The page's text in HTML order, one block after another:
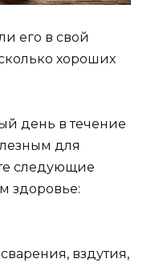
его в свой
хороших
день в течение
для
следующие
здоровье:
вздутия,